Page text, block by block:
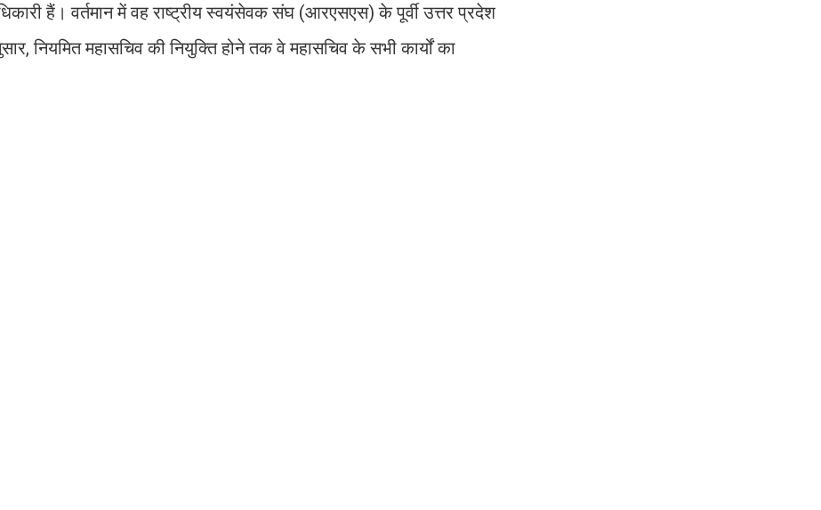
हैं। वर्तमान में वह राष्ट्रीय स्वयंसेवक संघ (आरएसएस) के पूर्वी उत्तर प्रदेश
नियमित महासचिव की नियुक्ति होने तक वे महासचिव के सभी कार्यों का